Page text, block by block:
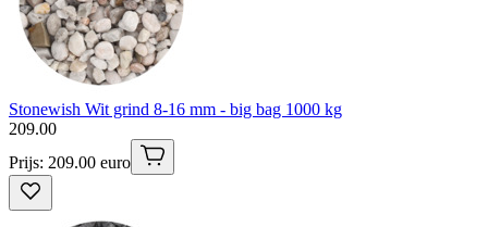
Stonewish Wit grind 8-16 mm - big bag 1000 kg
209.00
Prijs: 209.00 euro